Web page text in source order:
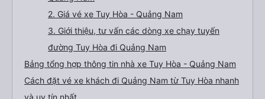
2. Giá vé xe Tuy Hòa - Quảng Nam
3. Giới thiệu, tư vấn các dòng xe chạy tuyến
đường Tuy Hòa đi Quảng Nam
Bảng tổng hợp thông tin nhà xe Tuy Hòa - Quảng Nam
Cách đặt vé xe khách đi Quảng Nam từ Tuy Hòa nhanh
và uy tín nhất